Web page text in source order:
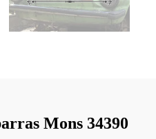
Mons 34390